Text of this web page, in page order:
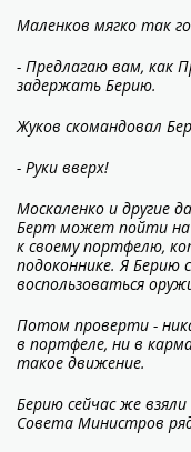
Маленков мягко так
- Предлагаю вам, как
задержать Берию.
Жуков скомандовал
- Руки вверх!
Москаленко и другие
Берт может пойти на
к своему портфелю,
подоконнике. Я Берию
воспользоваться
Потом проверти -
в портфеле, ни в
такое движение.
Берию сейчас же
Совета Министров